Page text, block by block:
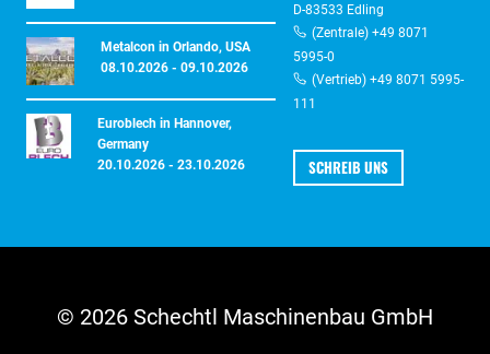
Metalcon in Orlando, USA
08.10.2026 - 09.10.2026
Euroblech in Hannover,
Germany
20.10.2026 - 23.10.2026
D-83533 Edling
(Zentrale) +49 8071
5995-0
(Vertrieb) +49 8071 5995-
111
SCHREIB UNS
© 2026 Schechtl Maschinenbau GmbH